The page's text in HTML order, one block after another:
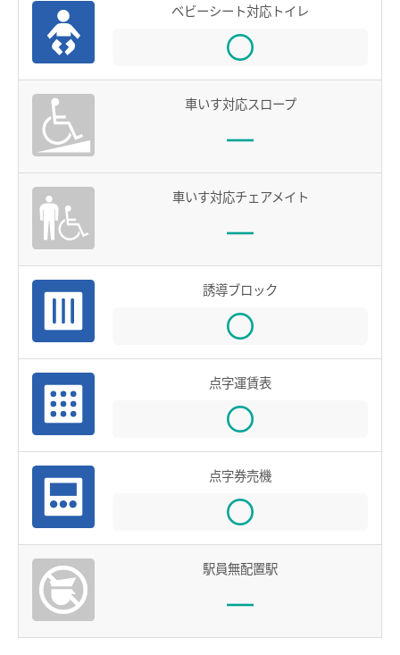
ご利用いただけるエリア
鉄道で使う
鉄道での使い方
鉄道の運賃計算
特殊な改札口のご利用方法
バスで使う
バスでの使い方
おトクな乗継割引
manacaマイレージポイント
全国相互利用サービス
ご利用の注意点
お買い物で使う
ポイントサービス
こんなとき、どうするの？
ベビーシート対応トイレ
車いす対応スロープ
車いす対応チェアメイト
誘導ブロック
点字運賃表
点字券売機
駅員無配置駅